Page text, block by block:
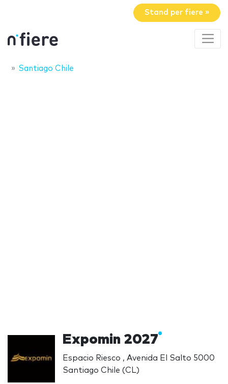
Stand per fiere »
Santiago Chile
Expomin 2027
Espacio Riesco , Avenida El Salto 5000
Santiago Chile (CL)